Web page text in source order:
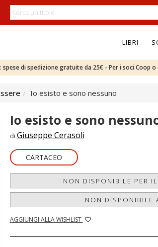
LIBRI
spese di spedizione gratuite da 25€ - Per i soci
Io esisto e sono nessuno
Io esisto e sono
di Giuseppe Cerasoli
CARTACEO
NON DISPONIBILE PER
NON DISPONIBILE
AGGIUNGI ALLA WISHLIST